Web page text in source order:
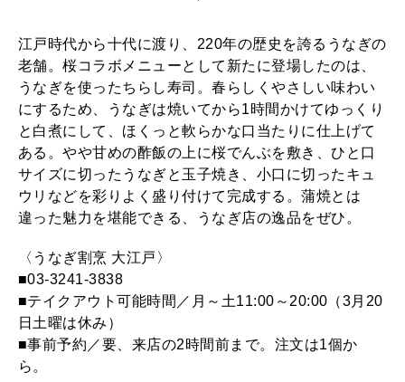
江戸時代から十代に渡り、220年の歴史を誇るうなぎの
老舗。桜コラボメニューとして新たに登場したのは、
うなぎを使ったちらし寿司。春らしくやさしい味わい
にするため、うなぎは焼いてから1時間かけてゆっくり
と白煮にして、ほくっと軟らかな口当たりに仕上げて
ある。やや甘めの酢飯の上に桜でんぶを敷き、ひと口
サイズに切ったうなぎと玉子焼き、小口に切ったキュ
ウリなどを彩りよく盛り付けて完成する。蒲焼とは
違った魅力を堪能できる、うなぎ店の逸品をぜひ。
〈うなぎ割烹 大江戸〉
■03-3241-3838
■テイクアウト可能時間／月～土11:00～20:00（3月20
日土曜は休み）
■事前予約／要、来店の2時間前まで。注文は1個か
ら。